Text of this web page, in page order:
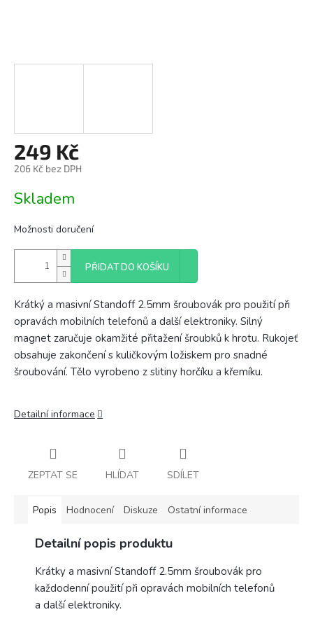
249 Kč
206 Kč bez DPH
cena:
Skladem
Možnosti doručení
PŘIDAT DO KOŠÍKU
Krátký a masivní Standoff 2.5mm šroubovák pro použití při
opravách mobilních telefonů a další elektroniky. Silný
magnet zaručuje okamžité přitažení šroubků k hrotu. Rukojeť
obsahuje zakončení s kuličkovým ložiskem pro snadné
šroubování. Tělo vyrobeno z slitiny horčíku a křemíku.
Detailní informace
ZEPTAT SE HLÍDAT SDÍLET
Popis Hodnocení Diskuze Ostatní informace
Detailní popis produktu
Krátky a masivní Standoff 2.5mm šroubovák pro
každodenní použití při opravách mobilních telefonů
a další elektroniky.